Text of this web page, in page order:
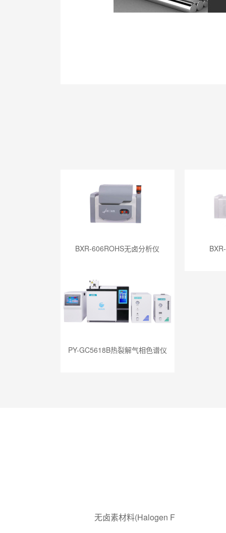
BXR-606ROHS无卤分析仪
PY-GC5618B热裂解气相色谱仪
无卤素材料(Halogen F